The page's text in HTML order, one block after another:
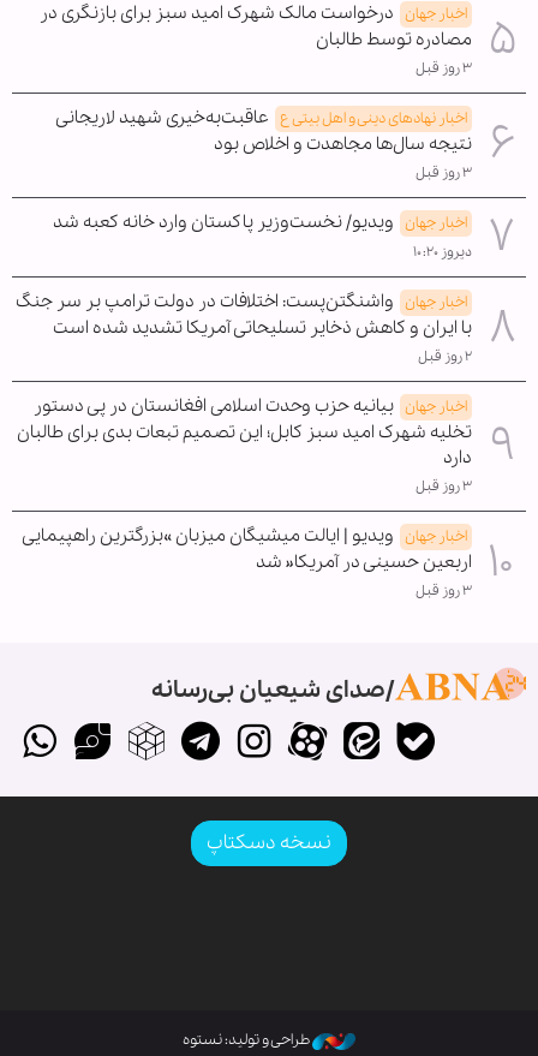
اخبار جهان درخواست مالک شهرک امید سبز برای بازنگری در
مصادره توسط طالبان
۳ روز قبل
اخبار نهادهای دینی و اهل بیتی ع عاقبت‌به‌خیری شهید لاریجانی
نتیجه سال‌ها مجاهدت و اخلاص بود
۳ روز قبل
اخبار جهان ویدیو/ نخست‌وزیر پاکستان وارد خانه کعبه شد
دیروز ۱۰:۲۰
اخبار جهان واشنگتن‌پست: اختلافات در دولت ترامپ بر سر جنگ
با ایران و کاهش ذخایر تسلیحاتی آمریکا تشدید شده است
۲ روز قبل
اخبار جهان بیانیه حزب وحدت اسلامی افغانستان در پی دستور
تخلیه شهرک امید سبز کابل؛ این تصمیم تبعات بدی برای طالبان
دارد
۳ روز قبل
اخبار جهان ویدیو | ایالت میشیگان میزبان »بزرگترین راهپیمایی
اربعین حسینی در آمریکا« شد
۳ روز قبل
صدای شیعیان بی‌رسانه
نسخه دسکتاپ
طراحی و تولید: نستوه